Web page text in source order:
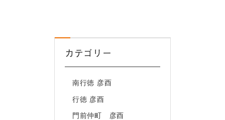
カテゴリー
南行徳 彦酉
行徳 彦酉
門前仲町 彦酉